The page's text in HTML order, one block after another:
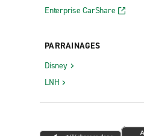
Enterprise CarShare
PARRAINAGES
Disney
LNH